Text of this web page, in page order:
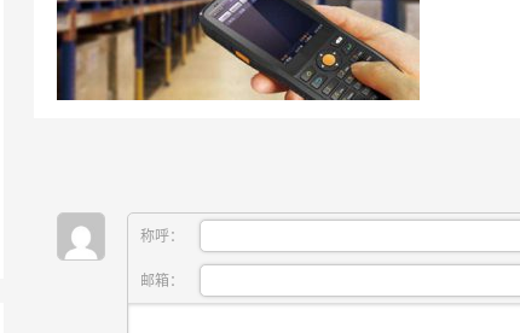
称呼：
邮箱：